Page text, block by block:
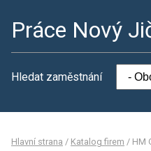
Práce Nový
Hledat zaměstnání
Hlavní strana / Katalog firem / HM